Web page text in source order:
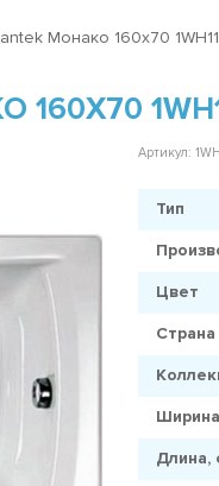
Монако 160х70
Артикул:
Тип
Цвет
Страна
Длина,